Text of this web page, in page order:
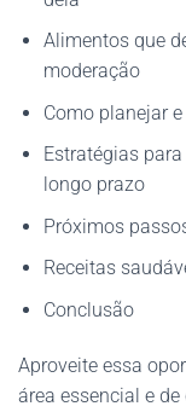
Alimentos que
moderação
Como planejar
Estratégias
longo prazo
Próximos
Receitas
Conclusão
Aproveite essa
área essencial e